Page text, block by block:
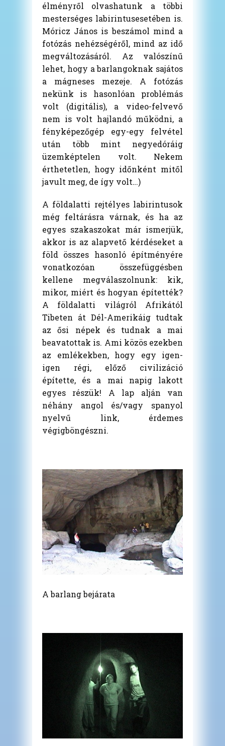
élményről olvashatunk a többi
mesterséges labirintusesetében is.
Móricz János is beszámol mind a
fotózás nehézségéről, mind az idő
megváltozásáról. Az valószínű
lehet, hogy a barlangoknak sajátos
a mágneses mezeje. A fotózás
nekünk is hasonlóan problémás
volt (digitális), a video-felvevő
nem is volt hajlandó működni, a
fényképezőgép egy-egy felvétel
után több mint negyedóráig
üzemképtelen volt. Nekem
érthetetlen, hogy időnként mitől
javult meg, de így volt…)
A földalatti rejtélyes labirintusok
még feltárásra várnak, és ha az
egyes szakaszokat már ismerjük,
akkor is az alapvető kérdéseket a
föld összes hasonló építményére
vonatkozóan összefüggésben
kellene megválaszolnunk: kik,
mikor, miért és hogyan építették?
A földalatti világról Afrikától
Tibeten át Dél-Amerikáig tudtak
az ősi népek és tudnak a mai
beavatottak is. Ami közös ezekben
az emlékekben, hogy egy igen-
igen régi, előző civilizáció
építette, és a mai napig lakott
egyes részük! A lap alján van
néhány angol és/vagy spanyol
nyelvű link, érdemes
végigböngészni.
A barlang bejárata